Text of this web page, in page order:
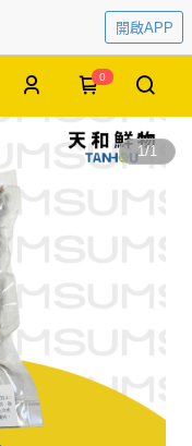
開啟APP
0
1/1